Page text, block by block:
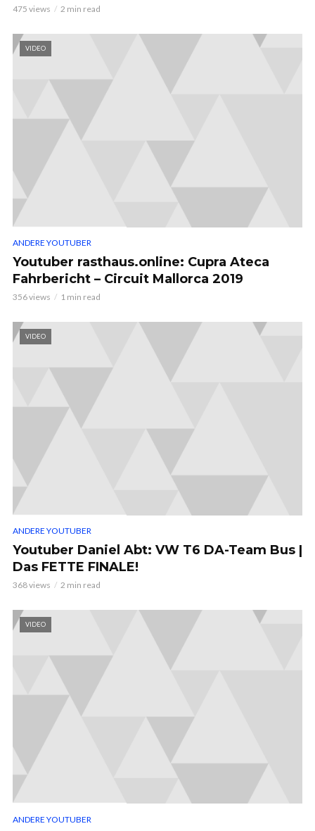
475 views 2 min read
VIDEO
ANDERE YOUTUBER
Youtuber rasthaus.online: Cupra Ateca
Fahrbericht – Circuit Mallorca 2019
356 views 1 min read
VIDEO
ANDERE YOUTUBER
Youtuber Daniel Abt: VW T6 DA-Team Bus |
Das FETTE FINALE!
368 views 2 min read
VIDEO
ANDERE YOUTUBER